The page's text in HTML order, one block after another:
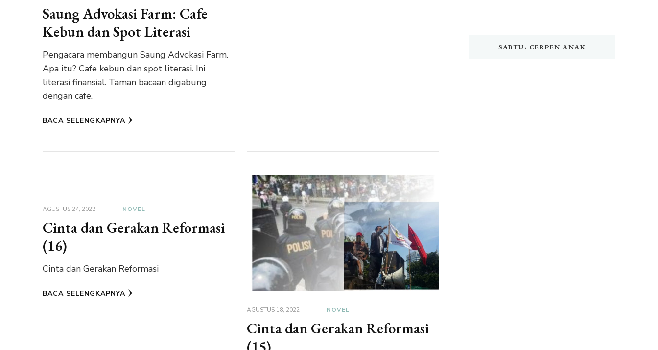
Saung Advokasi Farm: Cafe
Kebun dan Spot Literasi
Pengacara membangun Saung Advokasi Farm.
Apa itu? Cafe kebun dan spot literasi. Ini
literasi finansial. Taman bacaan digabung
dengan cafe.
BACA SELENGKAPNYA
AGUSTUS 24, 2022 NOVEL
Cinta dan Gerakan Reformasi
(16)
Cinta dan Gerakan Reformasi
BACA SELENGKAPNYA
AGUSTUS 18, 2022 NOVEL
Cinta dan Gerakan Reformasi
SABTU: CERPEN ANAK